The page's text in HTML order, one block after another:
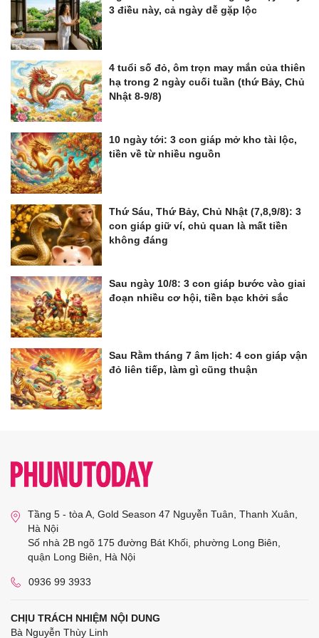
3 điều này, cả ngày dễ gặp lộc
4 tuổi số đỏ, ôm trọn may mắn của thiên
hạ trong 2 ngày cuối tuần (thứ Bảy, Chủ
Nhật 8-9/8)
10 ngày tới: 3 con giáp mở kho tài lộc,
tiền về từ nhiều nguồn
Thứ Sáu, Thứ Bảy, Chủ Nhật (7,8,9/8): 3
con giáp giữ ví, chủ quan là mất tiền
không đáng
Sau ngày 10/8: 3 con giáp bước vào giai
đoạn nhiều cơ hội, tiền bạc khởi sắc
Sau Rằm tháng 7 âm lịch: 4 con giáp vận
đỏ liên tiếp, làm gì cũng thuận
Tầng 5 - tòa A, Gold Season 47 Nguyễn Tuân, Thanh Xuân,
Hà Nội
Số nhà 2B ngõ 175 đường Bát Khối, phường Long Biên,
quận Long Biên, Hà Nội
0936 99 3933
CHỊU TRÁCH NHIỆM NỘI DUNG
Bà Nguyễn Thùy Linh